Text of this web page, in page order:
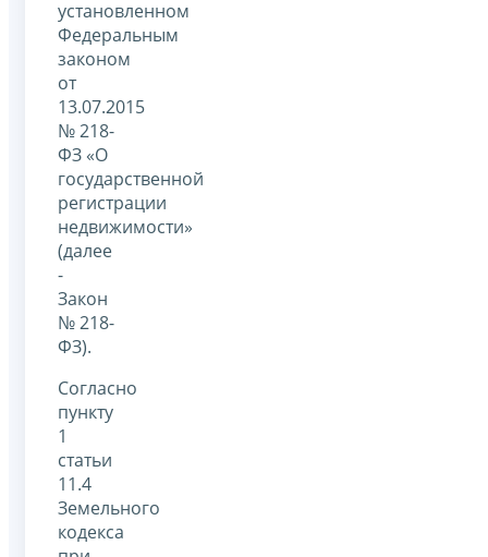
установленном
Федеральным
законом
от
13.07.2015
№ 218-
ФЗ «О
государственной
регистрации
недвижимости»
(далее
-
Закон
№ 218-
ФЗ).
Согласно
пункту
1
статьи
11.4
Земельного
кодекса